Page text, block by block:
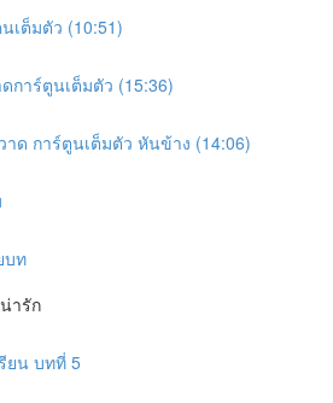
เต็มตัว (10:51)
การ์ตูนเต็มตัว (15:36)
าด การ์ตูนเต็มตัว หันข้าง (14:06)
บท
ารัก
ยน บทที่ 5